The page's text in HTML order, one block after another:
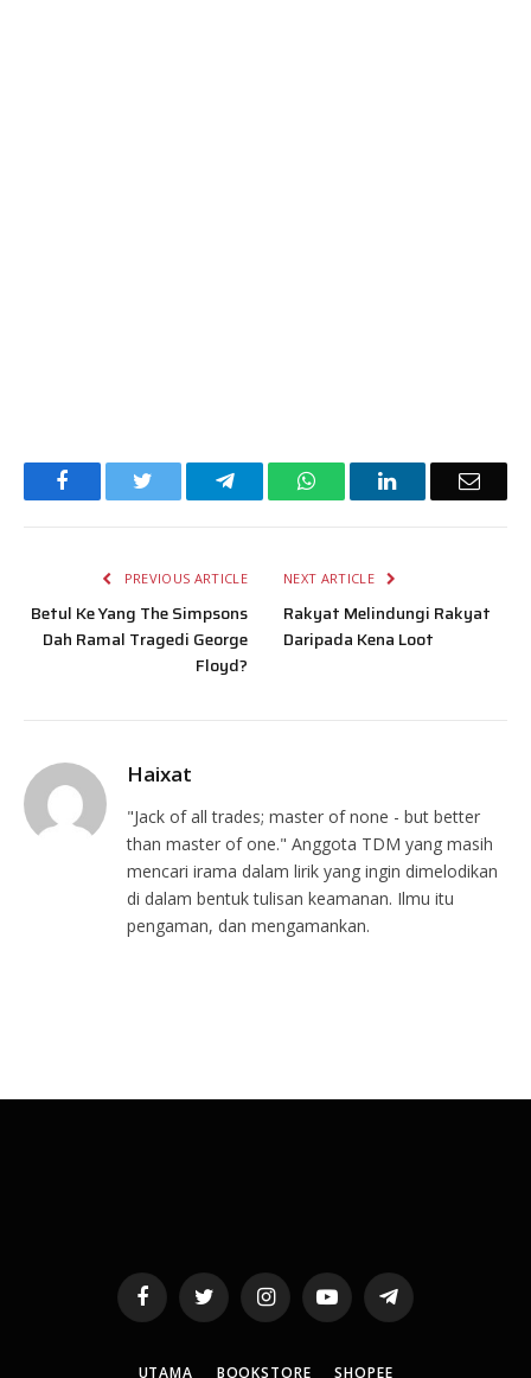
Facebook TelegramWhatsAppLinkedIn Email
PREVIOUS ARTICLE
Betul Ke Yang The Simpsons
Dah Ramal Tragedi George
Floyd?
NEXT ARTICLE
Rakyat Melindungi Rakyat
Daripada Kena Loot
Haixat
"Jack of all trades; master of none - but better
than master of one." Anggota TDM yang masih
mencari irama dalam lirik yang ingin dimelodikan
di dalam bentuk tulisan keamanan. Ilmu itu
pengaman, dan mengamankan.
FacebookTwitter InstagramYouTubeTelegram
UTAMA BOOKSTORE SHOPEE